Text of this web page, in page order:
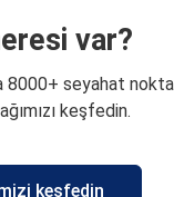
var?
8000+ seyahat
keşfedin.
keşfedin